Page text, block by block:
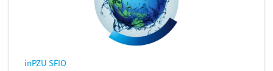
inPZU SFIO